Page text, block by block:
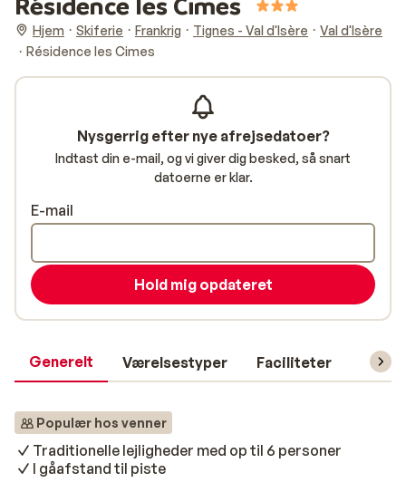
Hjem Skiferie Frankrig Tignes - Val d'Isère
Val d'Isère
Résidence les Cimes
Generelt Værelsestyper Faciliteter
Populær hos venner
Traditionelle lejligheder med op til 6 personer
I gåafstand til piste
Nysgerrig efter nye afrejsedatoer?
Indtast din e-mail, og vi giver dig besked, så snart
datoerne er klar.
E-mail
Hold mig opdateret